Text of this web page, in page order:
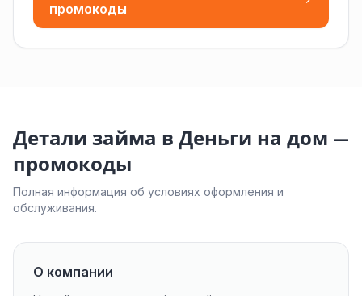
промокоды
Детали займа в Деньги на дом —
промокоды
Полная информация об условиях оформления и
обслуживания.
О компании